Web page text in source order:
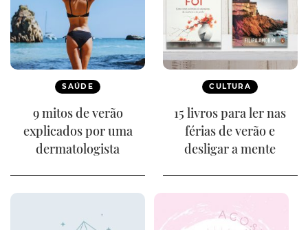
SAÚDE
9 mitos de verão
explicados por uma
dermatologista
CULTURA
15 livros para ler nas
férias de verão e
desligar a mente